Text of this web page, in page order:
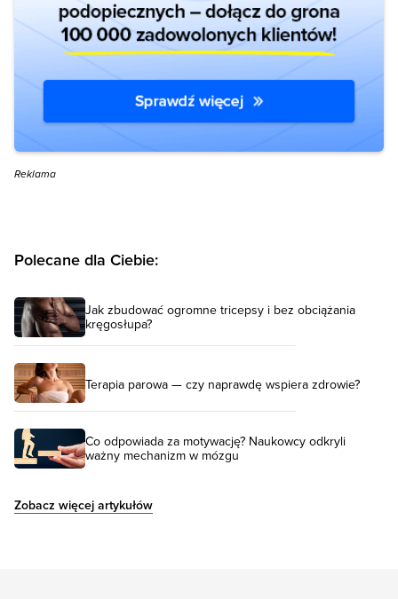
Reklama
Polecane dla Ciebie:
Jak zbudować ogromne tricepsy i bez obciążania
kręgosłupa?
Terapia parowa — czy naprawdę wspiera zdrowie?
Co odpowiada za motywację? Naukowcy odkryli
ważny mechanizm w mózgu
Zobacz więcej artykułów